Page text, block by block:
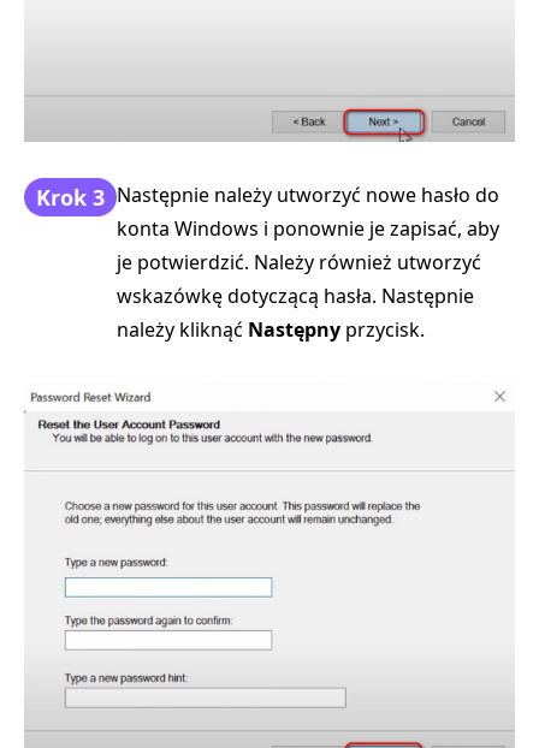
Krok 3 Następnie należy utworzyć nowe hasło do
konta Windows i ponownie je zapisać, aby
je potwierdzić. Należy również utworzyć
wskazówkę dotyczącą hasła. Następnie
należy kliknąć Następny przycisk.